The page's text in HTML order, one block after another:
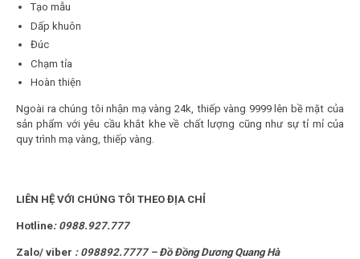
Tạo mẫu
Dấp khuôn
Đúc
Chạm tỉa
Hoàn thiện
Ngoài ra chúng tôi nhận mạ vàng 24k, thiếp vàng 9999 lên bề mặt của
sản phẩm với yêu cầu khắt khe về chất lượng cũng như sự tỉ mỉ của
quy trình mạ vàng, thiếp vàng.
LIÊN HỆ VỚI CHÚNG TÔI THEO ĐỊA CHỈ
Hotline: 0988.927.777
Zalo/ viber : 098892.7777 – Đồ Đồng Dương Quang Hà